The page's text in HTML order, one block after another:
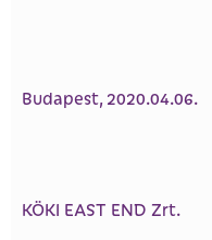
Budapest, 2020.04.06.
KÖKI EAST END Zrt.